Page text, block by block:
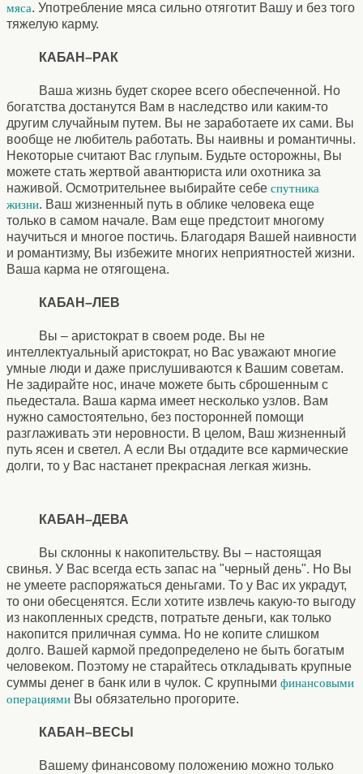
мяса. Употребление мяса сильно отяготит Вашу и без того
тяжелую карму.
КАБАН–РАК
Ваша жизнь будет скорее всего обеспеченной. Но
богатства достанутся Вам в наследство или каким-то
другим случайным путем. Вы не заработаете их сами. Вы
вообще не любитель работать. Вы наивны и романтичны.
Некоторые считают Вас глупым. Будьте осторожны, Вы
можете стать жертвой авантюриста или охотника за
наживой. Осмотрительнее выбирайте себе спутника
жизни. Ваш жизненный путь в облике человека еще
только в самом начале. Вам еще предстоит многому
научиться и многое постичь. Благодаря Вашей наивности
и романтизму, Вы избежите многих неприятностей жизни.
Ваша карма не отягощена.
КАБАН–ЛЕВ
Вы – аристократ в своем роде. Вы не
интеллектуальный аристократ, но Вас уважают многие
умные люди и даже прислушиваются к Вашим советам.
Не задирайте нос, иначе можете быть сброшенным с
пьедестала. Ваша карма имеет несколько узлов. Вам
нужно самостоятельно, без посторонней помощи
разглаживать эти неровности. В целом, Ваш жизненный
путь ясен и светел. А если Вы отдадите все кармические
долги, то у Вас настанет прекрасная легкая жизнь.
КАБАН–ДЕВА
Вы склонны к накопительству. Вы – настоящая
свинья. У Вас всегда есть запас на "черный день". Но Вы
не умеете распоряжаться деньгами. То у Вас их украдут,
то они обесценятся. Если хотите извлечь какую-то выгоду
из накопленных средств, потратьте деньги, как только
накопится приличная сумма. Но не копите слишком
долго. Вашей кармой предопределено не быть богатым
человеком. Поэтому не старайтесь откладывать крупные
суммы денег в банк или в чулок. С крупными финансовыми
операциями Вы обязательно прогорите.
КАБАН–ВЕСЫ
Вашему финансовому положению можно только